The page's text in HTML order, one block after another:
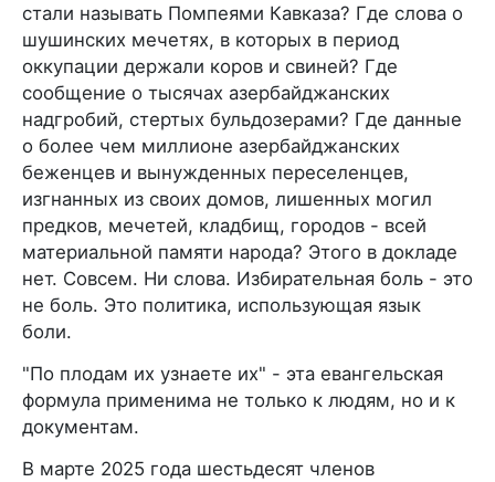
стали называть Помпеями Кавказа? Где слова о
шушинских мечетях, в которых в период
оккупации держали коров и свиней? Где
сообщение о тысячах азербайджанских
надгробий, стертых бульдозерами? Где данные
о более чем миллионе азербайджанских
беженцев и вынужденных переселенцев,
изгнанных из своих домов, лишенных могил
предков, мечетей, кладбищ, городов - всей
материальной памяти народа? Этого в докладе
нет. Совсем. Ни слова. Избирательная боль - это
не боль. Это политика, использующая язык
боли.
"По плодам их узнаете их" - эта евангельская
формула применима не только к людям, но и к
документам.
В марте 2025 года шестьдесят членов